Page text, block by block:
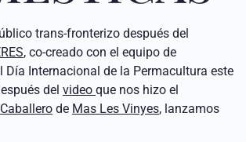
trans-fronterizo después del
, co-creado con el equipo de
Día Internacional de la Permacultura este
del video que nos hizo el
de Mas Les Vinyes, lanzamos